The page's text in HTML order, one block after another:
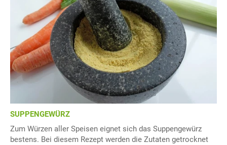
SUPPENGEWÜRZ
Zum Würzen aller Speisen eignet sich das Suppengewürz
bestens. Bei diesem Rezept werden die Zutaten getrocknet